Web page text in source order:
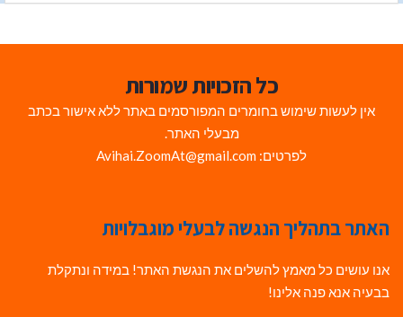
כל הזכויות שמורות
אין לעשות שימוש בחומרים המפורסמים באתר ללא אישור בכתב
מבעלי האתר.
לפרטים: Avihai.ZoomAt@gmail.com
האתר בתהליך הנגשה לבעלי מוגבלויות
אנו עושים כל מאמץ להשלים את הנגשת האתר! במידה ונתקלת
בבעיה אנא פנה אלינו!